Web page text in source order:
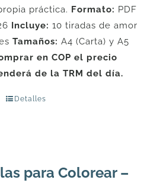
práctica. Formato: PDF
Incluye: 10 tiradas de amor
Tamaños: A4 (Carta) y A5
en COP el precio
de la TRM del día.
Detalles
para Colorear –